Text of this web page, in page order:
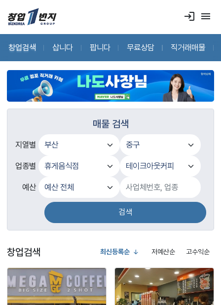
login menu
창업검색 삽니다 팝니다 무료상담 직거래매물
매물 검색
지열별
업종별
예산
검색
창업검색 최신등록순 저예산순 고수익순